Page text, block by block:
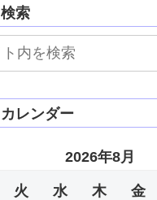
検索
カレンダー
2026年8月
火 水 木 金